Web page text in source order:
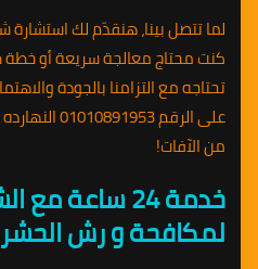
لما تتصل بينا، هنقدّم لك استشارة
كنت محتاج معالجة سريعة أو خطة
تحتاجه مع التزامنا بالجودة
على الرقم
من الآفات!
خدمة 24 ساعة
لمكافحة و رش